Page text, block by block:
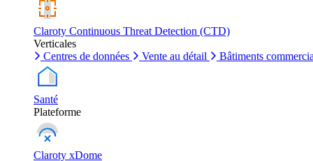
Claroty Continuous Threat Detection (CTD)
Verticales
Centres de données
Vente au détail Bâtiments
Santé
Plateforme
Claroty xDome